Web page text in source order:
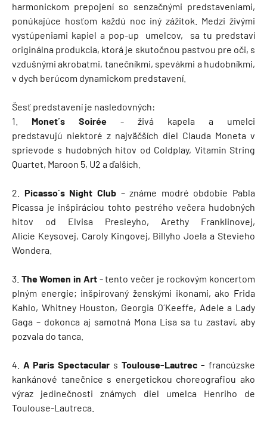
harmonickom prepojení so senzačnými predstaveniami,
ponúkajúce hosťom každú noc iný zážitok. Medzi živými
vystúpeniami kapiel a pop-up umelcov, sa tu predstaví
originálna produkcia, ktorá je skutočnou pastvou pre oči, s
vzdušnými akrobatmi, tanečníkmi, spevákmi a hudobníkmi,
v dych berúcom dynamickom predstavení.
Šesť predstavení je nasledovných:
1. Monet´s Soirée - živá kapela a umelci
predstavujú niektoré z najväčších diel Clauda Moneta v
sprievode s hudobných hitov od Coldplay, Vitamin String
Quartet, Maroon 5, U2 a ďalších.
2. Picasso´s Night Club – známe modré obdobie Pabla
Picassa je inšpiráciou tohto pestrého večera hudobných
hitov od Elvisa Presleyho, Arethy Franklinovej,
Alicie Keysovej, Caroly Kingovej, Billyho Joela a Stevieho
Wondera.
3. The Women in Art- tento večer je rockovým koncertom
plným energie; inšpirovaný ženskými ikonami, ako Frida
Kahlo, Whitney Houston, Georgia O´Keeffe, Adele a Lady
Gaga – dokonca aj samotná Mona Lisa sa tu zastaví, aby
pozvala do tanca.
4. A Paris Spectacular s Toulouse-Lautrec -francúzske
kankánové tanečnice s energetickou choreografiou ako
výraz jedinečnosti známych diel umelca Henriho de
Toulouse-Lautreca.